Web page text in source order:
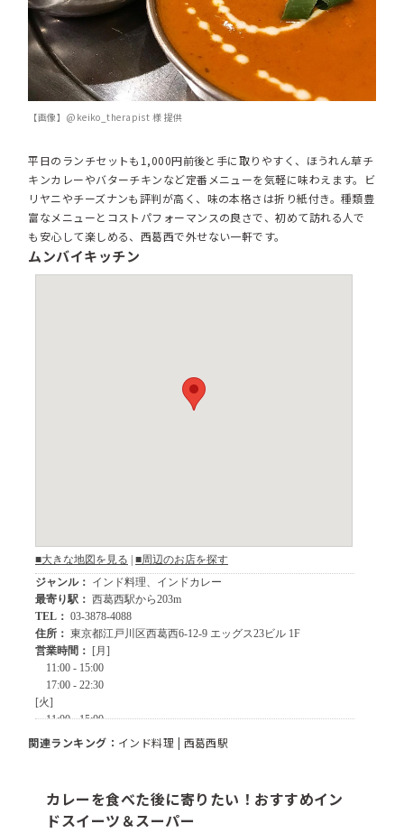
【画像】@keiko_therapist 様 提供
平日のランチセットも1,000円前後と手に取りやすく、ほうれん草チ
キンカレーやバターチキンなど定番メニューを気軽に味わえます。ビ
リヤニやチーズナンも評判が高く、味の本格さは折り紙付き。種類豊
富なメニューとコストパフォーマンスの良さで、初めて訪れる人で
も安心して楽しめる、西葛西で外せない一軒です。
ムンバイキッチン
関連ランキング： インド料理 | 西葛西駅
カレーを食べた後に寄りたい！おすすめイン
ドスイーツ＆スーパー